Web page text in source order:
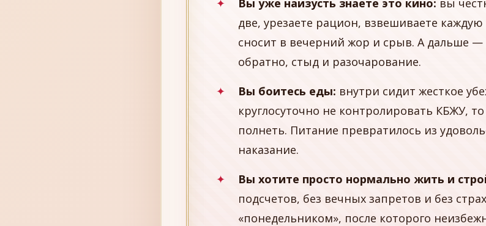
Вы уже наизусть знаете это кино: вы
две, урезаете рацион, взвешиваете
сносит в вечерний жор и срыв. А дальше
обратно, стыд и разочарование.
Вы боитесь еды: внутри сидит жесткое
круглосуточно не контролировать КБЖУ,
полнеть. Питание превратилось из
наказание.
Вы хотите просто нормально жить и
подсчетов, без вечных запретов и без
«понедельником», после которого